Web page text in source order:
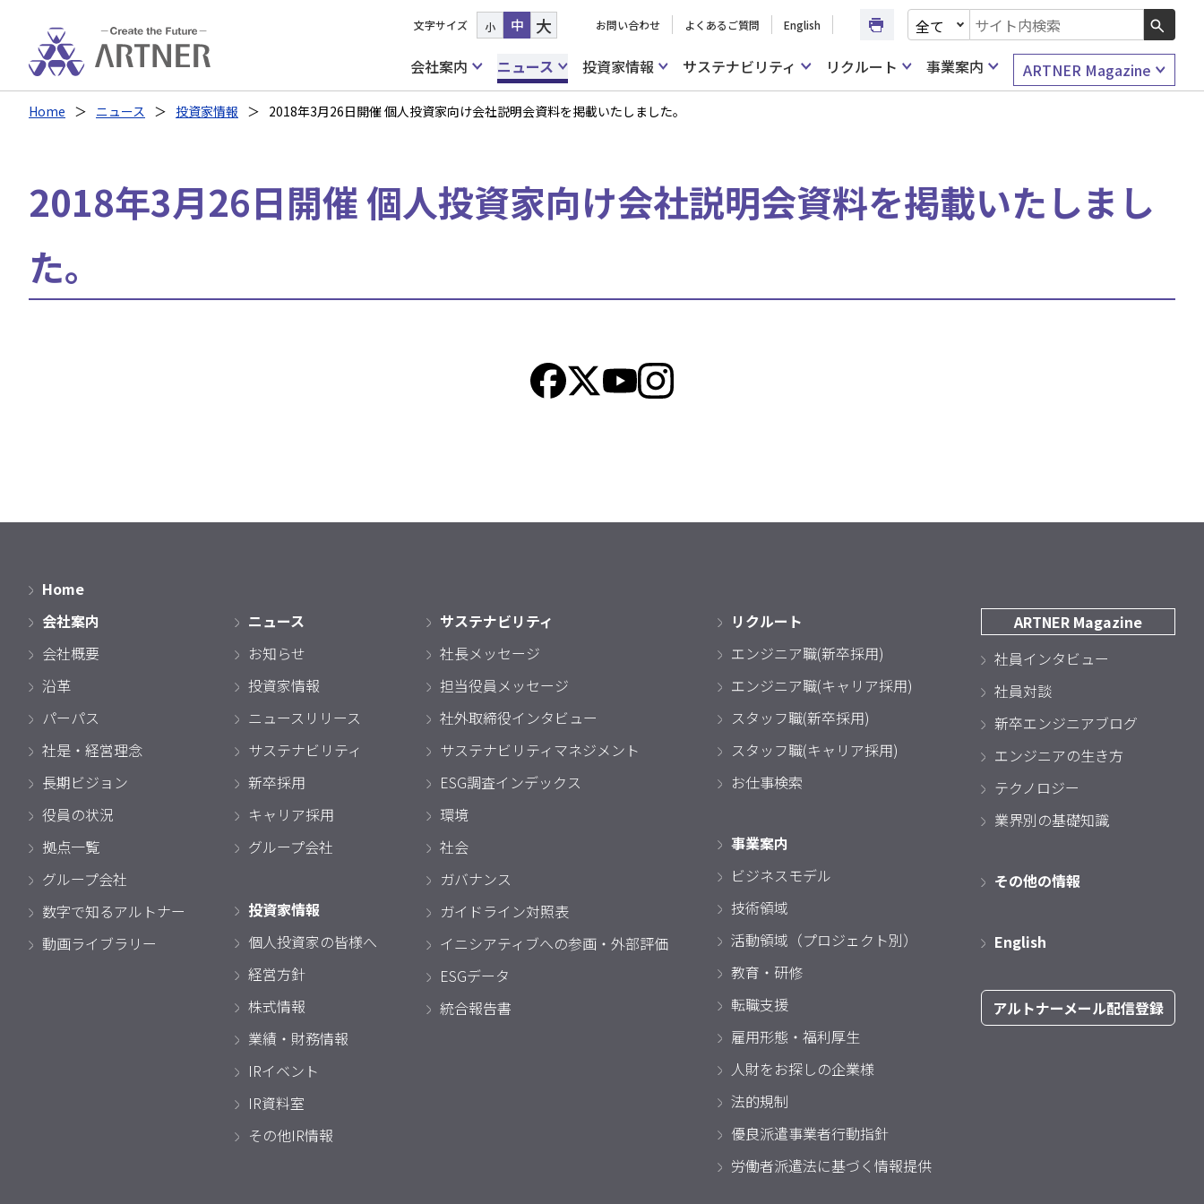
文字サイズ 小 中 大 お問い合わせ よくあるご質問 English
文書種別を選択
検索キーワード入力
会社案内
ニュース 投資家情報 サステナビリティ リクルート 事業案内 ARTNER Magazine
Home ニュース 投資家情報 2018年3月26日開催 個人投資家向け会社説明会資料を掲載いたしました。
2018年3月26日開催 個人投資家向け会社説明会資料を掲載いたしまし
た。
Home
会社案内
会社概要
沿革
パーパス
社是・経営理念
長期ビジョン
役員の状況
拠点一覧
グループ会社
数字で知るアルトナー
動画ライブラリー
ニュース
お知らせ
投資家情報
ニュースリリース
サステナビリティ
新卒採用
キャリア採用
グループ会社
投資家情報
個人投資家の皆様へ
経営方針
株式情報
業績・財務情報
IRイベント
IR資料室
その他IR情報
サステナビリティ
社長メッセージ
担当役員メッセージ
社外取締役インタビュー
サステナビリティマネジメント
ESG調査インデックス
環境
社会
ガバナンス
ガイドライン対照表
イニシアティブへの参画・外部評価
ESGデータ
統合報告書
リクルート
エンジニア職(新卒採用)
エンジニア職(キャリア採用)
スタッフ職(新卒採用)
スタッフ職(キャリア採用)
お仕事検索
事業案内
ビジネスモデル
技術領域
活動領域（プロジェクト別）
教育・研修
転職支援
雇用形態・福利厚生
人財をお探しの企業様
法的規制
優良派遣事業者行動指針
労働者派遣法に基づく情報提供
ARTNER Magazine
社員インタビュー
社員対談
新卒エンジニアブログ
エンジニアの生き方
テクノロジー
業界別の基礎知識
その他の情報
English
アルトナーメール配信登録